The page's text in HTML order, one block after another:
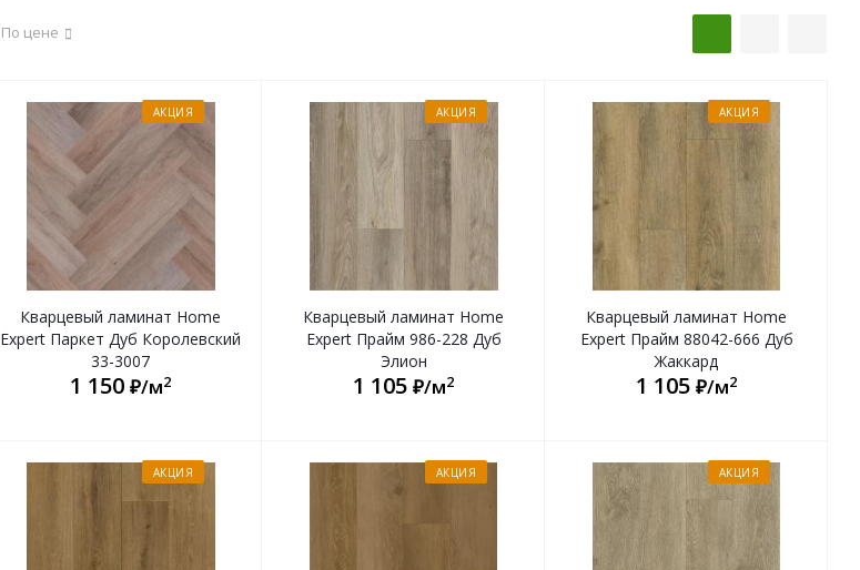
По цене
АКЦИЯ
Кварцевый ламинат Home
Expert Паркет Дуб Королевский
33-3007
1 150 ₽/м2
АКЦИЯ
Кварцевый ламинат Home
Expert Прайм 986-228 Дуб
Элион
1 105 ₽/м2
АКЦИЯ
Кварцевый ламинат Home
Expert Прайм 88042-666 Дуб
Жаккард
1 105 ₽/м2
АКЦИЯ АКЦИЯ АКЦИЯ